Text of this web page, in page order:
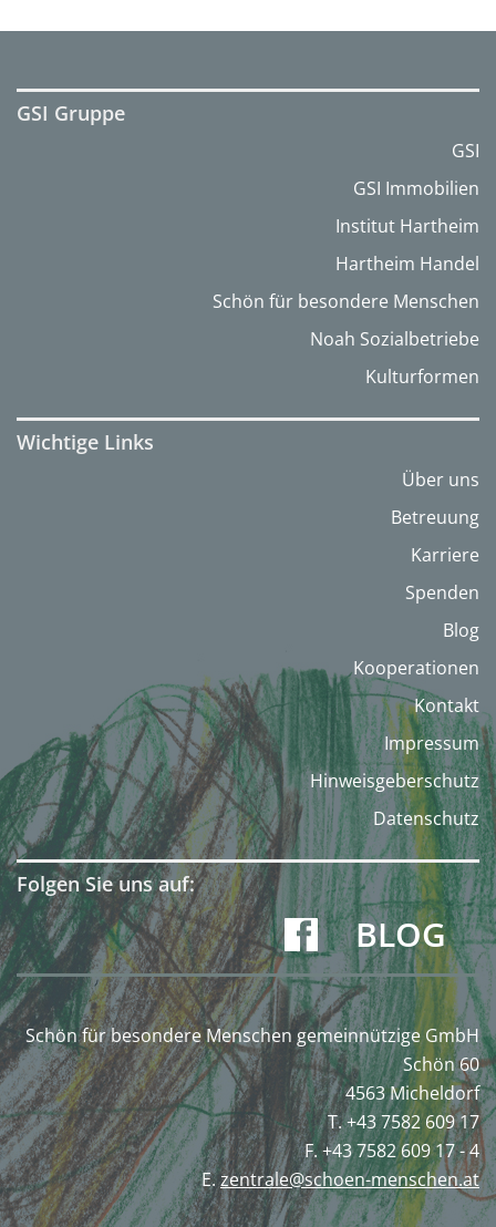
GSI Gruppe
GSI
GSI Immobilien
Institut Hartheim
Hartheim Handel
Schön für besondere Menschen
Noah Sozialbetriebe
Kulturformen
Wichtige Links
Über uns
Betreuung
Karriere
Spenden
Blog
Kooperationen
Kontakt
Impressum
Hinweisgeberschutz
Datenschutz
Folgen Sie uns auf:
BLOG
Schön für besondere Menschen gemeinnützige GmbH
Schön 60
4563 Micheldorf
T. +43 7582 609 17
F. +43 7582 609 17 - 4
E.zentrale@schoen-menschen.at